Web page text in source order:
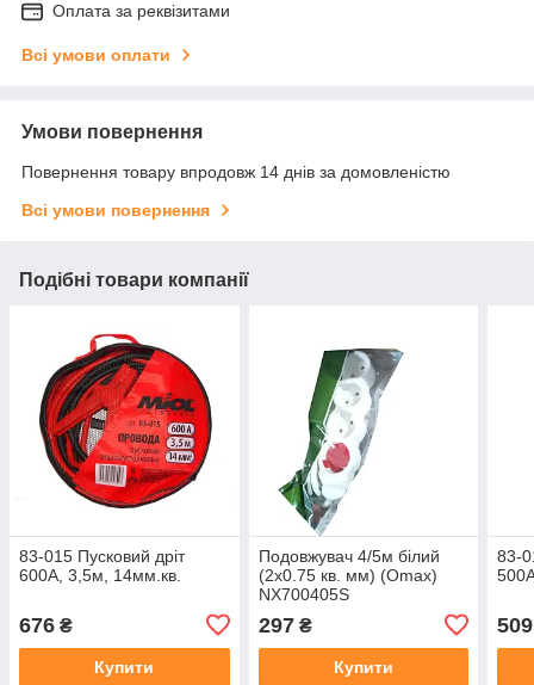
Оплата за реквізитами
Всі умови оплати
Умови повернення
Повернення товару впродовж 14 днів за домовленістю
Всі умови повернення
Подібні товари компанії
83-015 Пусковий дріт
600А, 3,5м, 14мм.кв.
676 ₴
Купити
Подовжувач 4/5м білий
(2x0.75 кв. мм) (Omax)
NX700405S
297₴
Купити
83-
509